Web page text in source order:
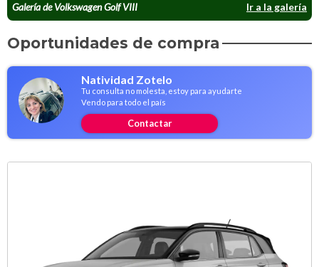
Galería de Volkswagen Golf VIII Ir a la galería
Oportunidades de compra
Natividad Zotelo
Tu consulta no molesta, estoy para ayudarte
Vendo para todo el país
Contactar